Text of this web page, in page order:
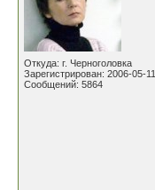
Откуда: г. Черноголовка
Зарегистрирован: 2006-05-11
Сообщений: 5864